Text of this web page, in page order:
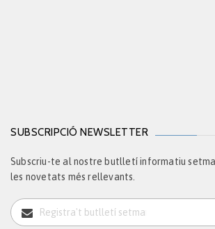
SUBSCRIPCIÓ NEWSLETTER
Subscriu-te al nostre butlletí informatiu
les novetats més rellevants.